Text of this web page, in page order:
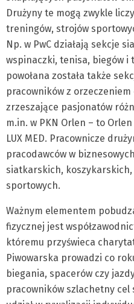
Drużyny te mogą zwykle
treningów, strojów
Np. w PwC działają sekcje
wspinaczki, tenisa, bie­gów
powołana została także
pracowników z
zrzeszające pasjonatów
m.in. w PKN Orlen – to
LUX MED. Pracownicze
pracodawców w
siatkarskich,
sportowych.
Ważnym elementem
fizycznej jest
któremu przyświeca
Piwowarska prowadzi co
biegania, spacerów czy
pracowników szlachetny cel